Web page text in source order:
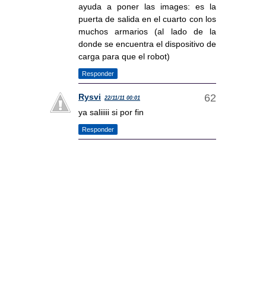
ayuda a poner las images: es la
puerta de salida en el cuarto con los
muchos armarios (al lado de la
donde se encuentra el dispositivo de
carga para que el robot)
Responder
Rysvi 22/11/11 00:01
ya saliiiii si por fin
Responder